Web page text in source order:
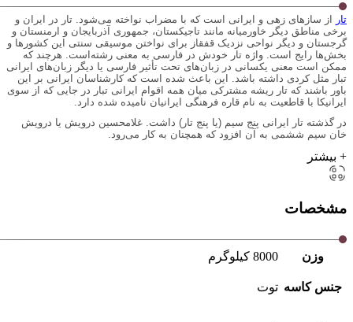
تار از سازهای زهی و ایرانی است که با مضراب نواخته می‌شود. تار در ایران و
برخی مناطق دیگر خاورمیانه مانند تاجیکستان، جمهوری آذربایجان و ارمنستان و
گرجستان و دیگر نواحی نزدیک قفقاز برای نواختن موسیقی سنتی این کشورها و
بخش‌ها رایج است. واژه تار خودش در فارسی به معنی رشته‌است. هرچند که
ممکن است معنی یکسانی در زبان‌های تحت تأثیر فارسی یا دیگر زبان‌های ایرانی
تبار مثل کردی داشته باشد. این باعث شده‌ است که کارشناسان ایرانی بر این
باور باشند که تار ریشه مشترکی میان همه اقوام ایرانی تبار در جایی که از سوی
ایرانیکا با قاطعیت به نام قاره فرهنگی ایرانیان نامیده شده دارد.
در گذشته تار ایرانی پنج سیم (یا پنج تار) داشت. غلامحسین درویش یا درویش
خان سیم ششمی به آن افزود که همچنان به کار می‌رود.
+ بیشتر
مشخصات
وزن 8000 کیلوگرم
جنس کاسه توت